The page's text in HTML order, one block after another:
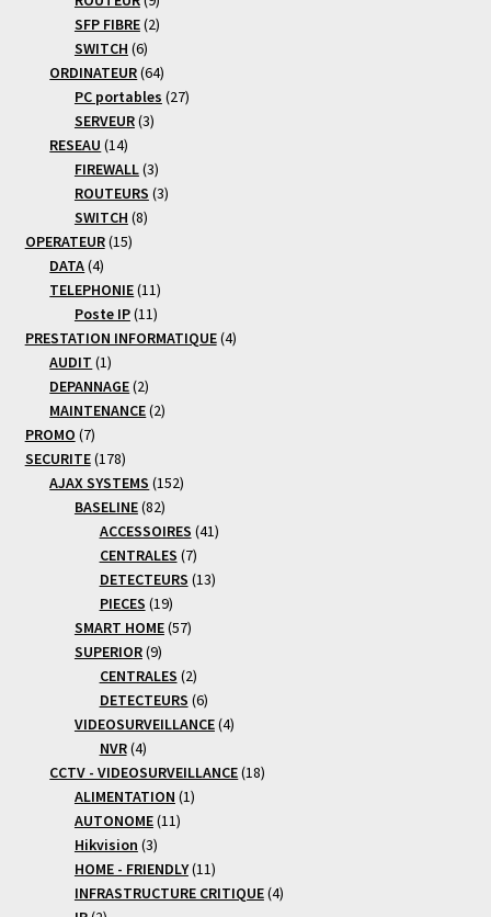
produits
SFP FIBRE 22
SWITCH 66
produits
ORDINATEUR 6464
produits
PC portables 2727
SERVEUR 33
RESEAU 1414
produits
FIREWALL 33
produits
ROUTEURS 33
SWITCH 88
OPERATEUR 1515
DATA 44
produits
TELEPHONIE 1111
produits
Poste IP 1111
produits
PRESTATION INFORMATIQUE 44
AUDIT 11
produit
DEPANNAGE 22
produits
MAINTENANCE 22
PROMO 77
produits
SECURITE 178178
produits
AJAX SYSTEMS 152152
BASELINE 8282
produits
ACCESSOIRES 4141
CENTRALES 77
produits
DETECTEURS 1313
PIECES 1919
produits
SMART HOME 5757
SUPERIOR 99
produits
CENTRALES 22
produits
DETECTEURS 66
produits
VIDEOSURVEILLANCE 44
NVR 44
produits
CCTV - VIDEOSURVEILLANCE 1818
ALIMENTATION 11
AUTONOME 1111
Hikvision 33
produits
HOME - FRIENDLY 1111
produits
INFRASTRUCTURE CRITIQUE 44